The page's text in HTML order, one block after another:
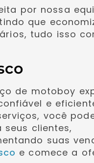
por nossa
que
tudo isso
de motoboy
e
você
clientes,
suas
e comece a